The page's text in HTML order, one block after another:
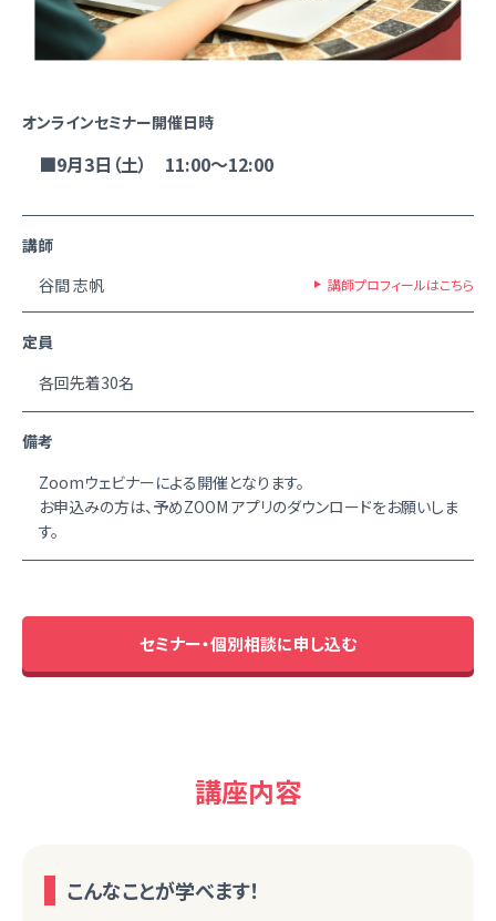
オンラインセミナー開催日時
■9月3日（土） 11:00～12:00
講師
谷間 志帆
講師プロフィールはこちら
定員
各回先着30名
備考
Zoomウェビナーによる開催となります。
お申込みの方は、予めZOOM アプリのダウンロードをお願いしま
す。
セミナー・個別相談に申し込む
講座内容
こんなことが学べます！